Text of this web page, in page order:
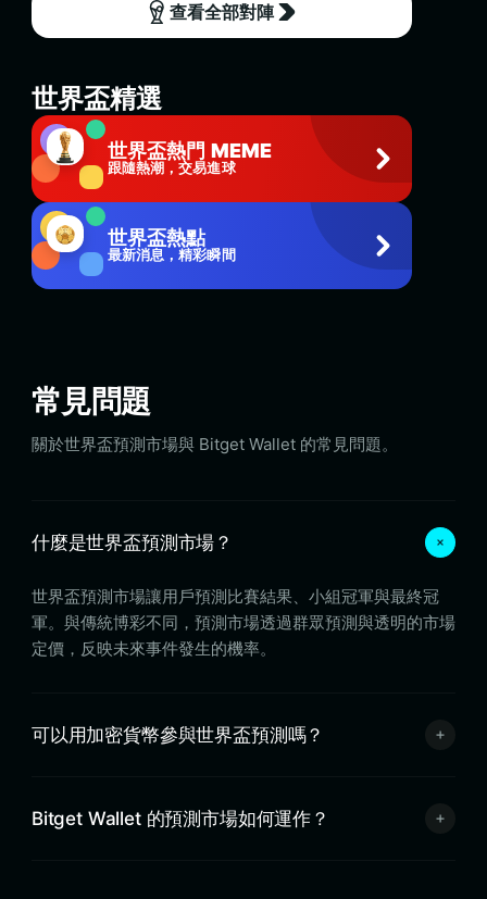
查看全部對陣
世界盃精選
世界盃熱門 MEME
跟隨熱潮，交易進球
世界盃熱點
最新消息，精彩瞬間
常見問題
關於世界盃預測市場與 Bitget Wallet 的常見問題。
什麼是世界盃預測市場？
世界盃預測市場讓用戶預測比賽結果、小組冠軍與最終冠
軍。與傳統博彩不同，預測市場透過群眾預測與透明的市場
定價，反映未來事件發生的機率。
可以用加密貨幣參與世界盃預測嗎？
Bitget Wallet 的預測市場如何運作？